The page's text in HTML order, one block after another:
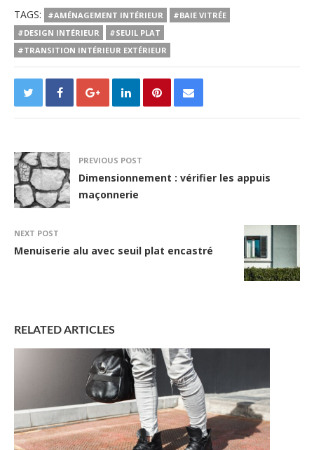
TAGS: #AMÉNAGEMENT INTÉRIEUR
#BAIE VITRÉE
#DESIGN INTÉRIEUR
#SEUIL PLAT
#TRANSITION INTÉRIEUR EXTÉRIEUR
PREVIOUS POST
Dimensionnement : vérifier les appuis
maçonnerie
NEXT POST
Menuiserie alu avec seuil plat encastré
RELATED ARTICLES